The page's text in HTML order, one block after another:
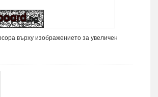
върху изображението за увеличен